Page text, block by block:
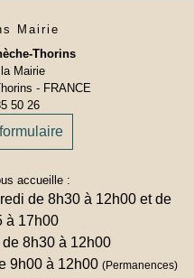
Mairie
Thorins
Mairie
- FRANCE
50 26
accueille :
de 8h30 à 12h00 et de
à 17h00
8h30 à 12h00
9h00 à 12h00 (Permanences)